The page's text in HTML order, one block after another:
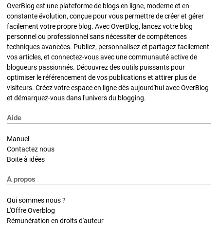
OverBlog est une plateforme de blogs en ligne, moderne et en
constante évolution, conçue pour vous permettre de créer et gérer
facilement votre propre blog. Avec OverBlog, lancez votre blog
personnel ou professionnel sans nécessiter de compétences
techniques avancées. Publiez, personnalisez et partagez facilement
vos articles, et connectez-vous avec une communauté active de
blogueurs passionnés. Découvrez des outils puissants pour
optimiser le référencement de vos publications et attirer plus de
visiteurs. Créez votre espace en ligne dès aujourd'hui avec OverBlog
et démarquez-vous dans l'univers du blogging.
Aide
Manuel
Contactez nous
Boite à idées
A propos
Qui sommes nous ?
L'Offre Overblog
Rémunération en droits d'auteur